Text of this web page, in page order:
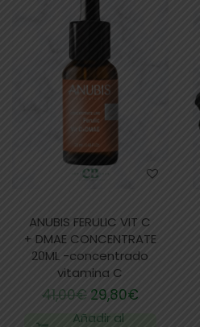
ANUBIS FERULIC VIT C
+ DMAE CONCENTRATE
20ML -concentrado
vitamina C
41,00€ 29,80€
Añadir al